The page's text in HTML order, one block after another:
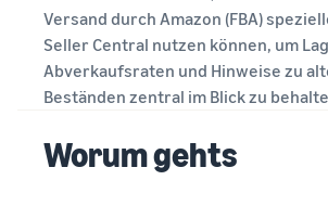
Jahr
Versand durch Amazon
Outsourcen von Versand,
Kundenservice
Expandieren Sie in
Europa
Versandgebühren,
expandieren Sie Ihr
Millionen Amazon-Kunden
weltweit
Verkaufen Sie
handgefertigten Produkte
Versandkosten
schätzen
Vergleichen Sie
Kostenschätzungen je nach
Anleitungen
Was ist Dropshipping?
gesamten Versandprozess
– vom Hersteller bis zum
Versand durch Amazon (FBA)
Seller Central nutzen können, um
Abverkaufsraten und Hinweise zu
Beständen zentral im Blick zu
Worum gehts